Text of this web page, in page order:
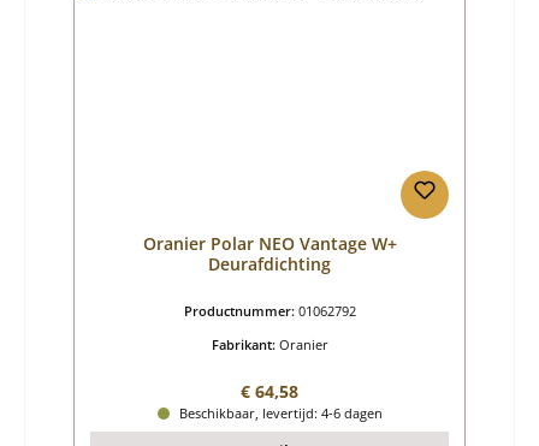
Oranier Polar NEO Vantage W+
Deurafdichting
Productnummer: 01062792
Fabrikant: Oranier
Normale prijs:
€ 64,58
Beschikbaar, levertijd: 4-6 dagen